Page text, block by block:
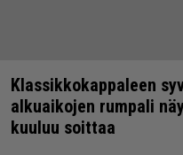
Klassikkokappaleen
alkuaikojen rumpali
kuuluu soittaa